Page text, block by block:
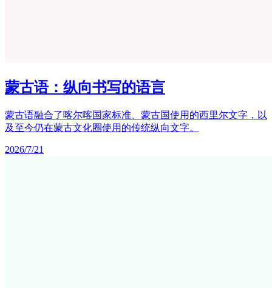
蒙古语：纵向书写的语言
蒙古语融合了喀尔喀国家标准、蒙古国使用的西里尔文字，以
及至今仍在蒙古文化圈使用的传统纵向文字。
2026/7/21